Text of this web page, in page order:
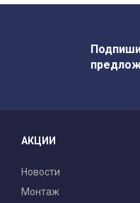
АКЦИИ
Новости
Монтаж